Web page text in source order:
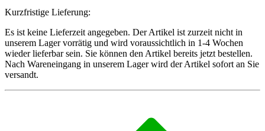
Kurzfristige Lieferung:
Es ist keine Lieferzeit angegeben. Der Artikel ist zurzeit nicht in
unserem Lager vorrätig und wird voraussichtlich in 1-4 Wochen
wieder lieferbar sein. Sie können den Artikel bereits jetzt bestellen.
Nach Wareneingang in unserem Lager wird der Artikel sofort an Sie
versandt.